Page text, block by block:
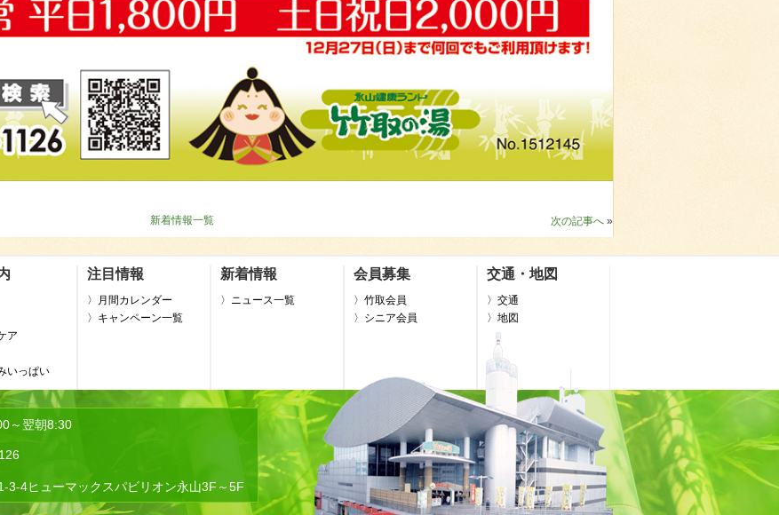
新着情報一覧 次の記事へ »
ア
いっぱい
注目情報
〉月間カレンダー
〉キャンペーン一覧
新着情報
〉ニュース一覧
会員募集
〉竹取会員
〉シニア会員
交通・地図
〉交通
〉地図
～翌朝8:30
3-4ヒューマックスパビリオン永山3F～5F